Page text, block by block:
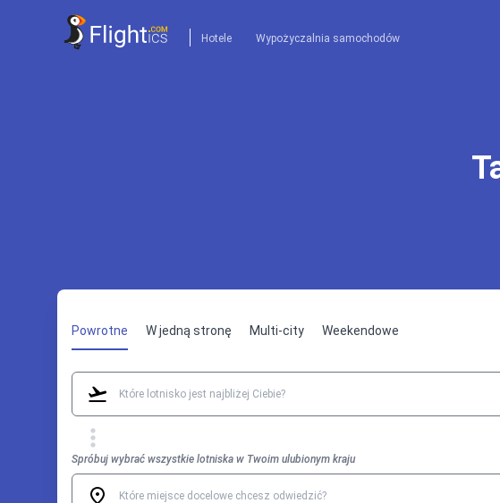
Hotele Wypożyczalnia samochodów
Powrotne W jedną stronę Multi-city Weekendowe
Spróbuj wybrać wszystkie lotniska w Twoim ulubionym kraju